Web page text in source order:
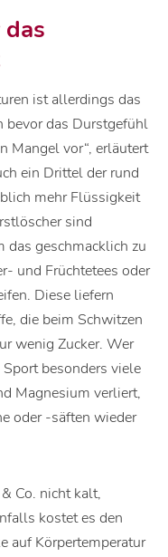
ist allerdings das
bevor das Durstgefühl
Mangel vor“, erläutert
ein Drittel der rund
mehr Flüssigkeit
sind
geschmacklich zu
und Früchtetees oder
Diese liefern
die beim Schwitzen
wenig Zucker. Wer
besonders viele
Magnesium verliert,
oder -säften wieder
Co. nicht kalt,
kostet es den
auf Körpertemperatur